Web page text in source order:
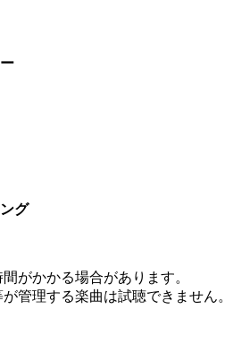
グ
がかかる場合があります。
管理する楽曲は試聴できません。